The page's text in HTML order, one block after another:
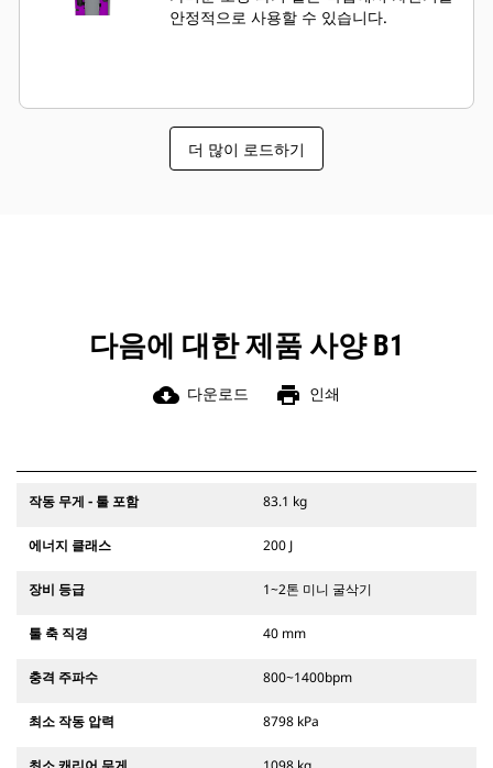
안정적으로 사용할 수 있습니다.
더 많이 로드하기
다음에 대한 제품 사양 B1
cloud_download 다운로드 print 인쇄
작동 무게 - 툴 포함 83.1 kg
에너지 클래스 200 J
장비 등급 1~2톤 미니 굴삭기
툴 축 직경 40 mm
충격 주파수 800~1400bpm
최소 작동 압력 8798 kPa